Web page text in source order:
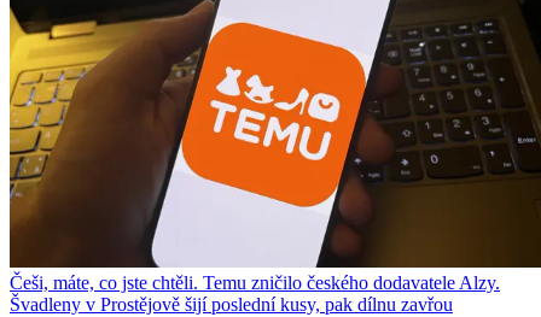
Češi, máte, co jste chtěli. Temu zničilo českého dodavatele Alzy.
Švadleny v Prostějově šijí poslední kusy, pak dílnu zavřou